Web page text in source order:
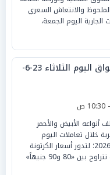
والانتعاش السعري
اليوم الجمعة،
أسعار البيض في الأسواق اليوم الثلاثاء 23-6-
أنواعه الأبيض والأحمر
خلال تعاملات اليوم
الثلاثاء، الموافق 23 يونيو 2026؛ لتدور أسعار الكرتونة
داخل المزارع حول مستويات تتراوح بين «80 و90 جنيهاً»